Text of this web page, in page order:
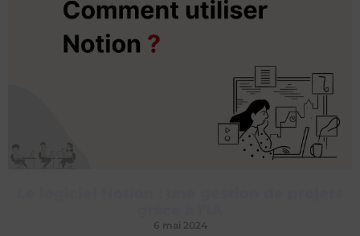
6 mai 2024